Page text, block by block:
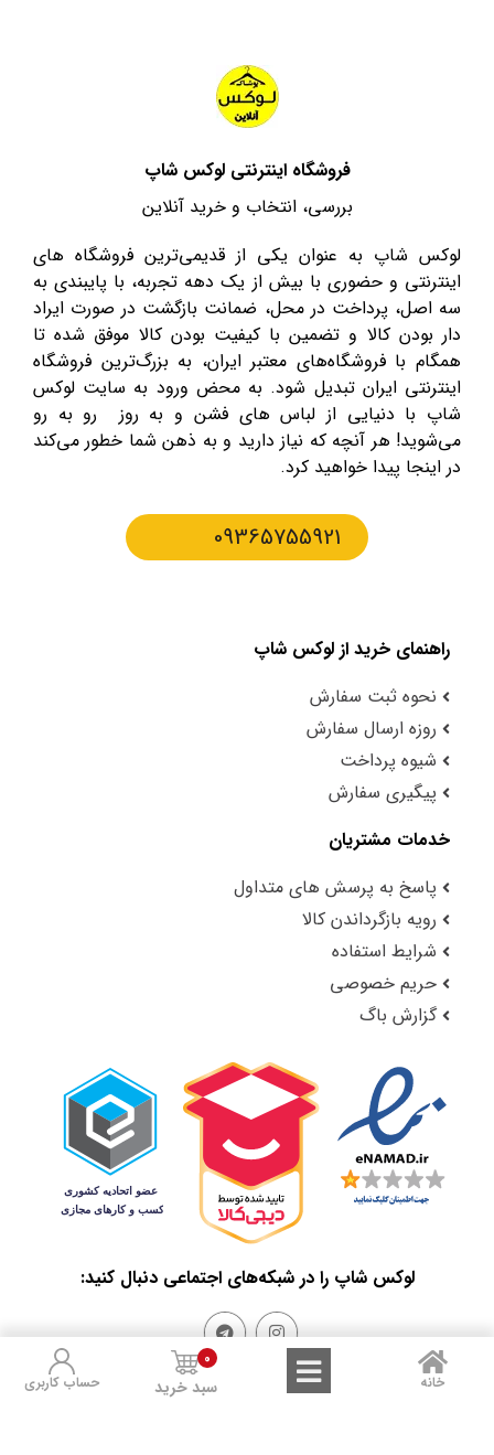
فروشگاه اینترنتی لوکس شاپ
بررسی، انتخاب و خرید آنلاین
لوکس شاپ به عنوان یکی از قدیمی‌ترین فروشگاه های
اینترنتی و حضوری با بیش از یک دهه تجربه، با پایبندی به
سه اصل، پرداخت در محل، ضمانت بازگشت در صورت ایراد
دار بودن کالا و تضمین با کیفیت بودن کالا موفق شده تا
همگام با فروشگاه‌های معتبر ایران، به بزرگ‌ترین فروشگاه
اینترنتی ایران تبدیل شود. به محض ورود به سایت لوکس
شاپ با دنیایی از لباس های فشن و به روز رو به رو
می‌شوید! هر آنچه که نیاز دارید و به ذهن شما خطور می‌کند
در اینجا پیدا خواهید کرد.
09365755921
راهنمای خرید از لوکس شاپ
نحوه ثبت سفارش
روزه ارسال سفارش
شیوه پرداخت
پیگیری سفارش
خدمات مشتریان
پاسخ به پرسش های متداول
رویه بازگرداندن کالا
شرایط استفاده
حریم خصوصی
گزارش باگ
لوکس شاپ را در شبکه‌های اجتماعی دنبال کنید:
خانه سبد خرید
0
حساب کاربری